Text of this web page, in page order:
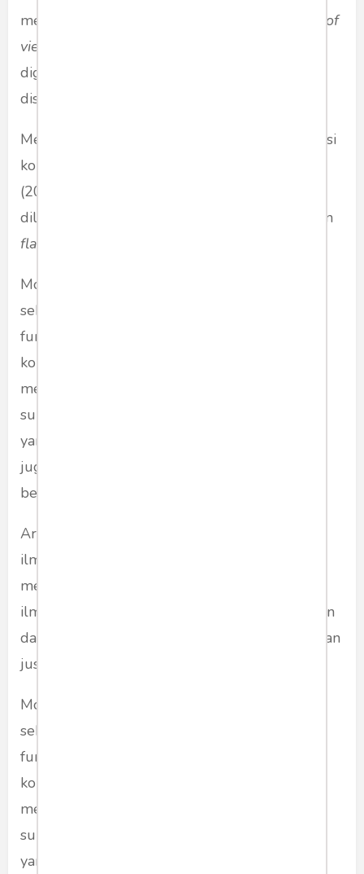
menolak/membantah (
point of
view,
digunakan penulis di dalam karya ilmiah yang
disitasi.
Menggunakan model struktur temporal formasi
konsensus akademik dari Shwed & Bearman
(2010), ada tiga model formasi sitasi yang bisa
dilakukan oleh penulis, yaitu
, dan
flat
Model
sebuah jaringan sitasi yang secara struktural-
fungsional dibangun oleh penulis secara
konsensual dari perspektif,
metode/model/paradigma yang memiliki
substansi jawaban, penjelasan atau deskripsi
yang sama atas pertanyaan atau masalah yang
juga sama, tetapi derajat/kualitas substansinya
berbeda dan berjenjang.
Artinya, derajat/kualitas substansi suatu karya
ilmiah yang dikutip lebih baik, lebih tinggi atau
merupakan hasil revisi/perbaikan dari karya
ilmiah yang lain. Sitasi
ini lazim digunakan
dalam pengembangan ilmu model verifikasi dan
justifikasi Bacon.
Model
sebuah jaringan sitasi yang secara struktural-
fungsional dibangun oleh penulis secara
konsensual dari perspektif,
metode/model/paradigma yang memiliki
substansi jawaban, penjelasan atau deskripsi
yang berbeda, bahkan bertentangan atas